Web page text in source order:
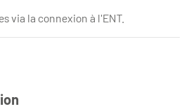
via la connexion à l'ENT.